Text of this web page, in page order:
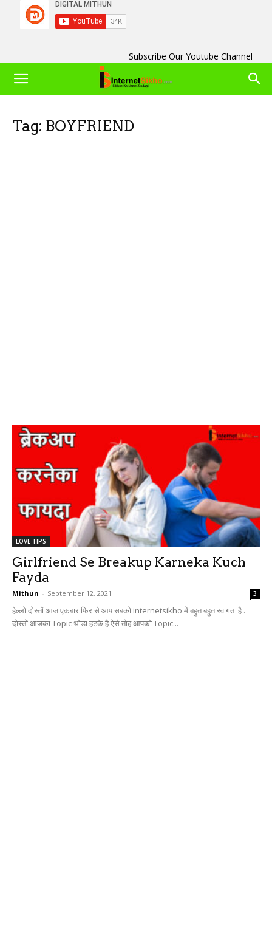
Subscribe Our Youtube Channel
Tag: BOYFRIEND
LOVE TIPS
Girlfriend Se Breakup Karneka Kuch
Fayda
Mithun - September 12, 2021 3
हेल्लो दोस्तों आज एकबार फिर से आप सबको internetsikho में बहुत बहुत स्वागत है .
दोस्तों आजका Topic थोडा हटके है ऐसे तोह आपको Topic...